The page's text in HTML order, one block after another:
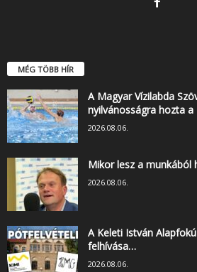
MÉG TÖBB HÍR
A Magyar Vízilabda
nyilvánosságra hozta a
2026.08.06.
Mikor lesz a munkából
2026.08.06.
A Keleti István
felhívása…
2026.08.06.